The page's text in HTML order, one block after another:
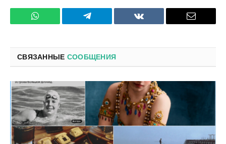
WhatsApp Телеграмм ВКонтакте
СВЯЗАННЫЕ СООБЩЕНИЯ